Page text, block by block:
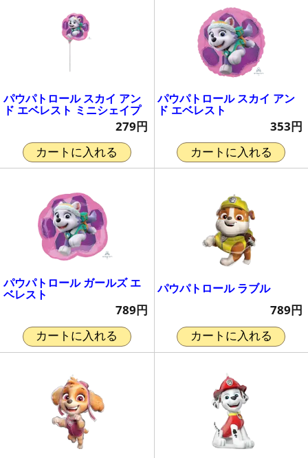
パウパトロール スカイ アン
ド エベレスト ミニシェイプ
279円
カートに入れる
パウパトロール スカイ アン
ド エベレスト
353円
カートに入れる
パウパトロール ガールズ エ
ベレスト
789円
カートに入れる
パウパトロール ラブル
789円
カートに入れる